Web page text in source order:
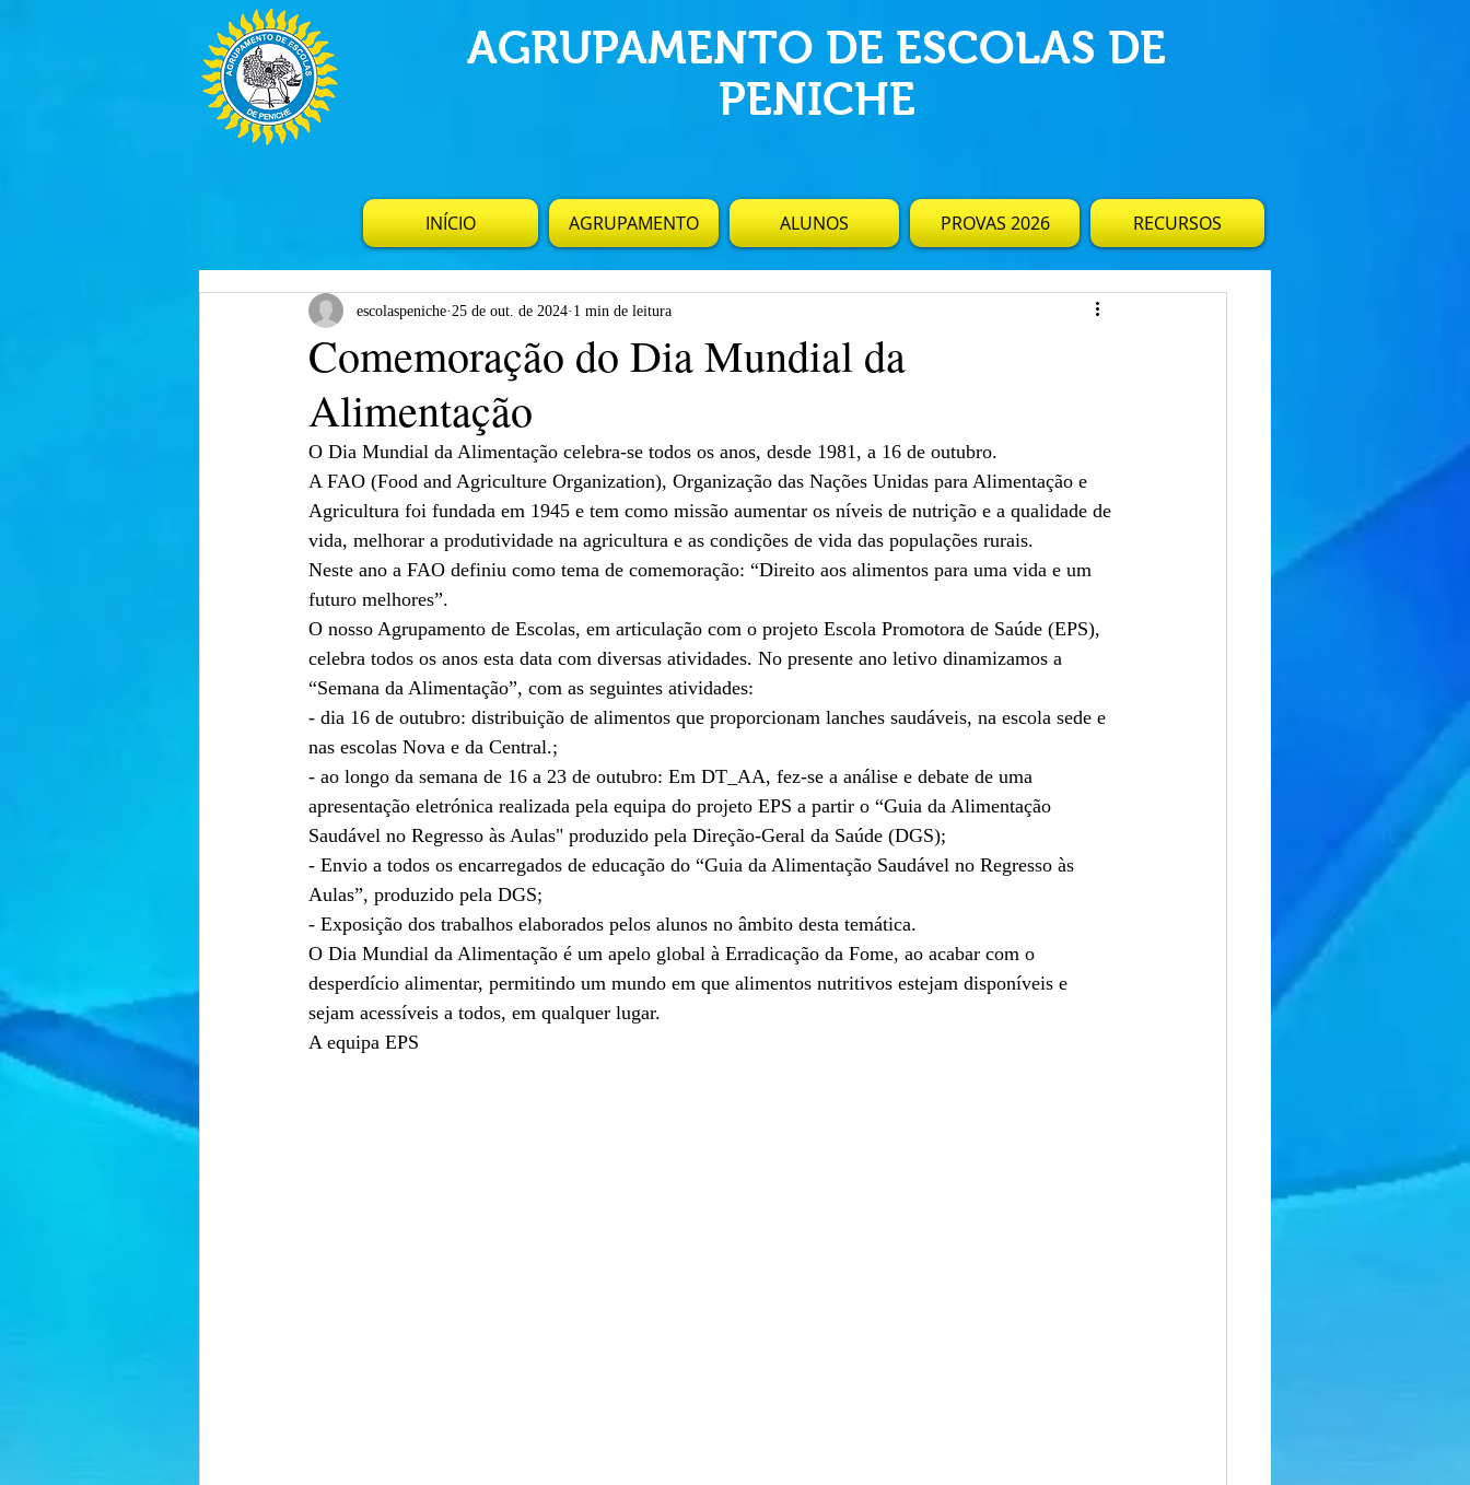
AGRUPAMENTO DE ESCOLAS DE
PENICHE
INÍCIO AGRUPAMENTO ALUNOS PROVAS 2026 RECURSOS
Comemoração do Dia Mundial da
Alimentação
escolaspeniche 25 de out. de 2024 1 min de leitura
O Dia Mundial da Alimentação celebra-se todos os anos, desde 1981, a 16 de outubro.
A FAO (Food and Agriculture Organization), Organização das Nações Unidas para Alimentação e
Agricultura foi fundada em 1945 e tem como missão aumentar os níveis de nutrição e a qualidade de
vida, melhorar a produtividade na agricultura e as condições de vida das populações rurais.
Neste ano a FAO definiu como tema de comemoração: “Direito aos alimentos para uma vida e um
futuro melhores”.
O nosso Agrupamento de Escolas, em articulação com o projeto Escola Promotora de Saúde (EPS),
celebra todos os anos esta data com diversas atividades. No presente ano letivo dinamizamos a
“Semana da Alimentação”, com as seguintes atividades:
- dia 16 de outubro: distribuição de alimentos que proporcionam lanches saudáveis, na escola sede e
nas escolas Nova e da Central.;
- ao longo da semana de 16 a 23 de outubro: Em DT_AA, fez-se a análise e debate de uma
apresentação eletrónica realizada pela equipa do projeto EPS a partir o “Guia da Alimentação
Saudável no Regresso às Aulas" produzido pela Direção-Geral da Saúde (DGS);
- Envio a todos os encarregados de educação do “Guia da Alimentação Saudável no Regresso às
Aulas”, produzido pela DGS;
- Exposição dos trabalhos elaborados pelos alunos no âmbito desta temática.
O Dia Mundial da Alimentação é um apelo global à Erradicação da Fome, ao acabar com o
desperdício alimentar, permitindo um mundo em que alimentos nutritivos estejam disponíveis e
sejam acessíveis a todos, em qualquer lugar.
A equipa EPS